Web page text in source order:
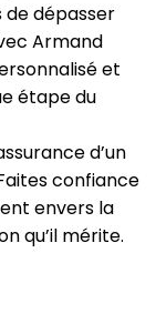
de dépasser
Armand
et
étape du
d’un
confiance
envers la
qu’il mérite.